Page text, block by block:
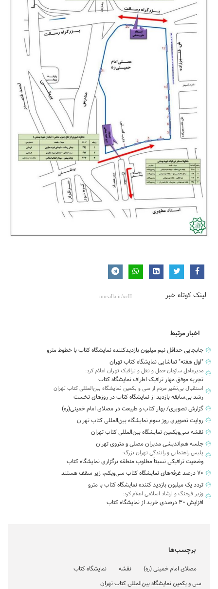
لینک کوتاه خبر
اخبار مرتبط
جابجایی حداقل نیم میلیون بازدیدکننده نمایشگاه کتاب با خطوط مترو
"اول هفته" تماشایی نمایشگاه کتاب تهران
مدیرعامل سازمان حمل و نقل و ترافیک تهران اعلام کرد:
تجربه موفق مهار ترافیک اطراف نمایشگاه کتاب
استقبال بی‌نظیر مردم از سی و یکمین نمایشگاه بین‌المللی کتاب تهران
رشد بی‌سابقه بازدید از نمایشگاه کتاب در روزهای نخست
گزارش تصویری/ بهار کتاب و طبیعت در مصلای امام خمینی(ره)
روایت تصویری روز سوم نمایشگاه بین‌المللی کتاب تهران
نقشه سی‌ویکمین نمایشگاه بین‌المللی کتاب تهران
جلسه هم‌اندیشی مدیران مصلی و متروی تهران
پلیس راهنمایی و رانندگی تهران بزرگ:
وضعیت ترافیکی نسبتاً مطلوب منطقه برگزاری نمایشگاه کتاب
۷۰ درصد غرفه‌های نمایشگاه کتاب سی‌ویکم، زیر سقف هستند
تردد یک میلیون بازدید کننده نمایشگاه کتاب با مترو
وزیر فرهنگ و ارشاد اسلامی اعلام کرد:
افزایش ۳۰ درصدی خرید از نمایشگاه کتاب
برچسب‌ها
مصلای امام خمینی (ره) نقشه
نمایشگاه کتاب
سی و یکمین نمایشگاه بین‌المللی کتاب تهران